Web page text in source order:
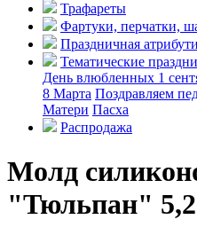
Трафареты
Фартуки, перчатки,
Праздничная
Тематические
День влюбленных 1
8 Марта Поздравляем
Матери Пасха
Распродажа
Молд
"Тюльпан"